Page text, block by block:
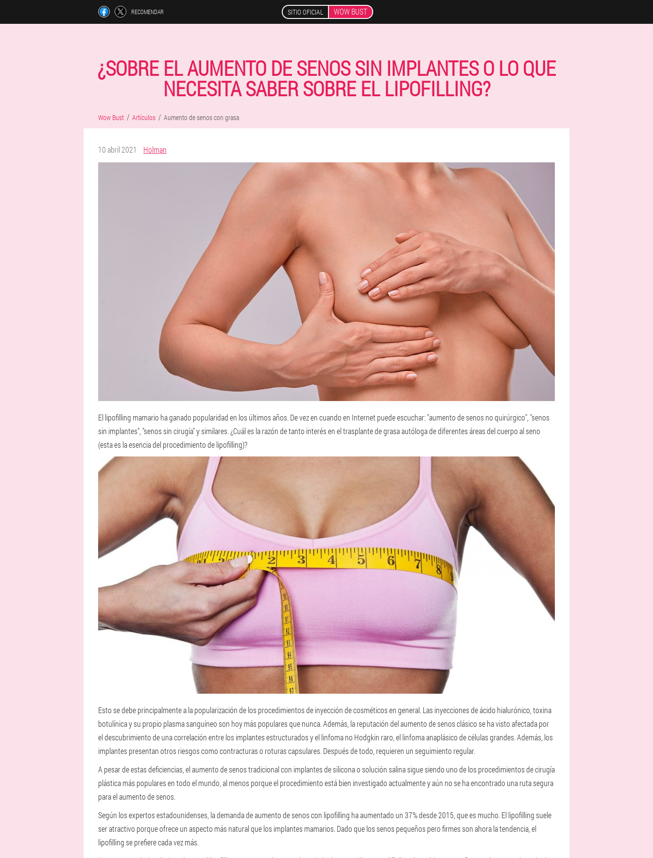
RECOMENDAR SITIO OFICIAL WOW BUST
¿SOBRE EL AUMENTO DE SENOS SIN IMPLANTES O LO QUE
NECESITA SABER SOBRE EL LIPOFILLING?
Wow Bust Artículos Aumento de senos con grasa
10 abril 2021 Holman
El lipofilling mamario ha ganado popularidad en los últimos años. De vez en cuando en Internet puede escuchar: "aumento de senos no quirúrgico", "senos
sin implantes", "senos sin cirugía" y similares. ¿Cuál es la razón de tanto interés en el trasplante de grasa autóloga de diferentes áreas del cuerpo al seno
(esta es la esencia del procedimiento de lipofilling)?
Esto se debe principalmente a la popularización de los procedimientos de inyección de cosméticos en general. Las inyecciones de ácido hialurónico, toxina
botulínica y su propio plasma sanguíneo son hoy más populares que nunca. Además, la reputación del aumento de senos clásico se ha visto afectada por
el descubrimiento de una correlación entre los implantes estructurados y el linfoma no Hodgkin raro, el linfoma anaplásico de células grandes. Además, los
implantes presentan otros riesgos como contracturas o roturas capsulares. Después de todo, requieren un seguimiento regular.
A pesar de estas deficiencias, el aumento de senos tradicional con implantes de silicona o solución salina sigue siendo uno de los procedimientos de cirugía
plástica más populares en todo el mundo, al menos porque el procedimiento está bien investigado actualmente y aún no se ha encontrado una ruta segura
para el aumento de senos.
Según los expertos estadounidenses, la demanda de aumento de senos con lipofilling ha aumentado un 37% desde 2015, que es mucho. El lipofilling suele
ser atractivo porque ofrece un aspecto más natural que los implantes mamarios. Dado que los senos pequeños pero firmes son ahora la tendencia, el
lipofilling se prefiere cada vez más.